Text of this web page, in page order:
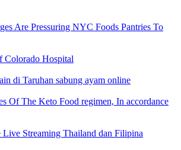
Are Pressuring NYC Foods Pantries To
Colorado Hospital
di Taruhan sabung ayam online
Of The Keto Food regimen, In accordance
Live Streaming Thailand dan Filipina